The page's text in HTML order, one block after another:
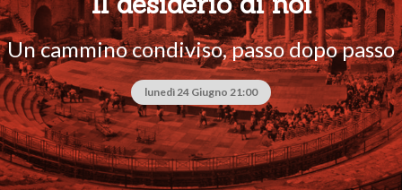
Un cammino condiviso, passo dopo passo
lunedì 24 Giugno 21:00